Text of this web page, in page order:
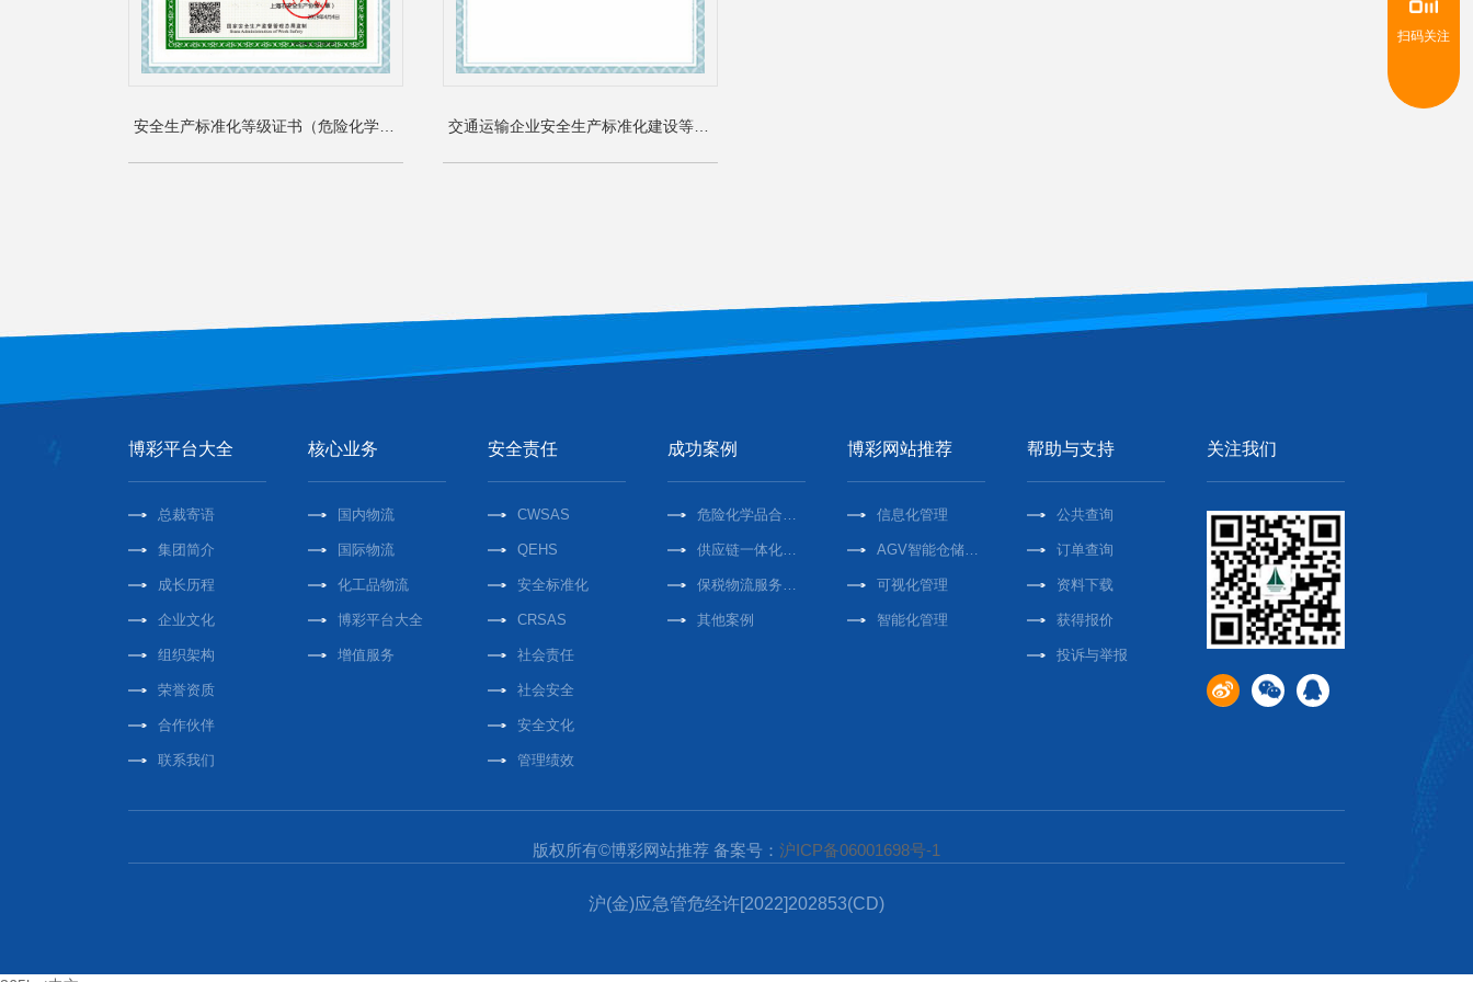
安全生产标准化等级证书（危险化学品） 交通运输企业安全生产标准化建设等级证书
博彩平台大全
总裁寄语
集团简介
成长历程
企业文化
组织架构
荣誉资质
合作伙伴
联系我们
核心业务
国内物流
国际物流
化工品物流
博彩平台大全
增值服务
安全责任
CWSAS
QEHS
安全标准化
CRSAS
社会责任
社会安全
安全文化
管理绩效
成功案例
危险化学品合作案例
供应链一体化合作案例
保税物流服务合作案例
其他案例
博彩网站推荐
信息化管理
AGV智能仓储中心
可视化管理
智能化管理
帮助与支持
公共查询
订单查询
资料下载
获得报价
投诉与举报
关注我们
版权所有©博彩网站推荐 备案号： 沪ICP备06001698号-1
沪(金)应急管危经许[2022]202853(CD)
扫码关注